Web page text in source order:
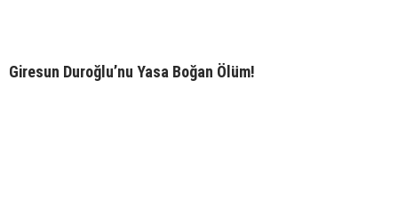
Giresun Duroğlu’nu Yasa Boğan Ölüm!